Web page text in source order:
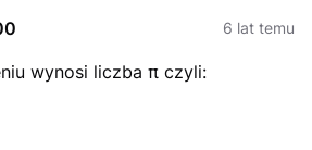
6 lat temu
wynosi liczba π czyli: